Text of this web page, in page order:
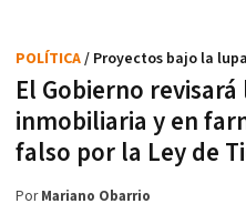
El Gobierno
inmobiliaria y en
falso por la Ley de
POLÍTICA/ Proyectos bajo la lupa
PorMariano Obarrio